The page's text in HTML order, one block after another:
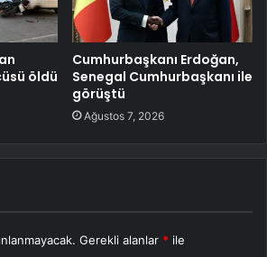
öldü
Cumhurbaşkanı Erdoğan,
Senegal Cumhurbaşkanı ile
görüştü
Ağustos 7, 2026
Gerekli alanlar * ile